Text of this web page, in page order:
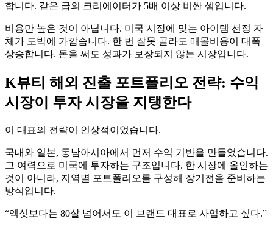
합니다. 같은 급의 크리에이터가 5배 이상 비싼 셈입니다.
비용만 높은 것이 아닙니다. 미국 시장에 맞는 아이템 선정 자
체가 도박에 가깝습니다. 한 번 잘못 골라도 매몰비용이 대폭
상승합니다. 돈을 써도 성과가 보장되지 않는 시장입니다.
K뷰티 해외 진출 포트폴리오 전략: 수익
시장이 투자 시장을 지탱한다
이 대표의 전략이 인상적이었습니다.
국내와 일본, 동남아시아에서 먼저 수익 기반을 만들었습니다.
그 여력으로 미국에 투자하는 구조입니다. 한 시장에 올인하는
것이 아니라, 지역별 포트폴리오를 구성해 장기전을 준비하는
방식입니다.
“엑싯보다는 80살 넘어서도 이 브랜드 대표로 사업하고 싶다.”